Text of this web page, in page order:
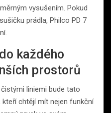
vysušením. Pokud
prádla, Philco PD 7
každého
prostorů
liniemi bude tato
chtějí mít nejen funkční